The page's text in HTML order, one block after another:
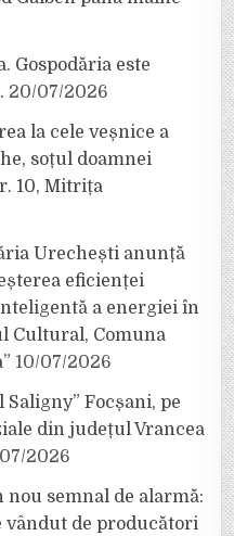
Gospodăria este
20/07/2026
la cele veșnice a
soțul doamnei
10, Mitrița
Urechești anunță
eficienței
a energiei în
Cultural, Comuna
10/07/2026
Saligny” Focșani, pe
din județul Vrancea
2026
semnal de alarmă:
de producători